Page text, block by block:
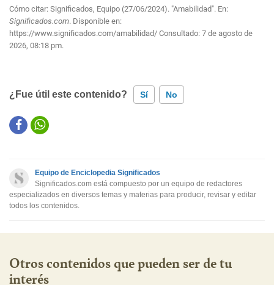
Cómo citar: Significados, Equipo (27/06/2024). "Amabilidad". En:
Significados.com. Disponible en:
https://www.significados.com/amabilidad/ Consultado: 7 de agosto de
2026, 08:18 pm.
¿Fue útil este contenido? Sí No
Este contenido contiene información incorrecta
Otro
Equipo de Enciclopedia Significados
Significados.com está compuesto por un equipo de redactores
especializados en diversos temas y materias para producir, revisar y editar
todos los contenidos.
Otros contenidos que pueden ser de tu
interés